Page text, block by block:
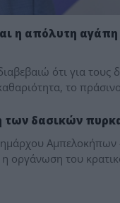
η απόλυτη αγάπη
ότι για τους
καθαριότητα, το
των δασικών
Αμπελοκήπων
οργάνωση του